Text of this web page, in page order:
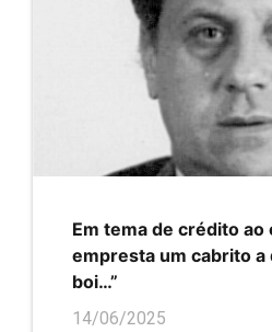
Em tema de crédito ao
empresta um cabrito a
boi…”
14/06/2025